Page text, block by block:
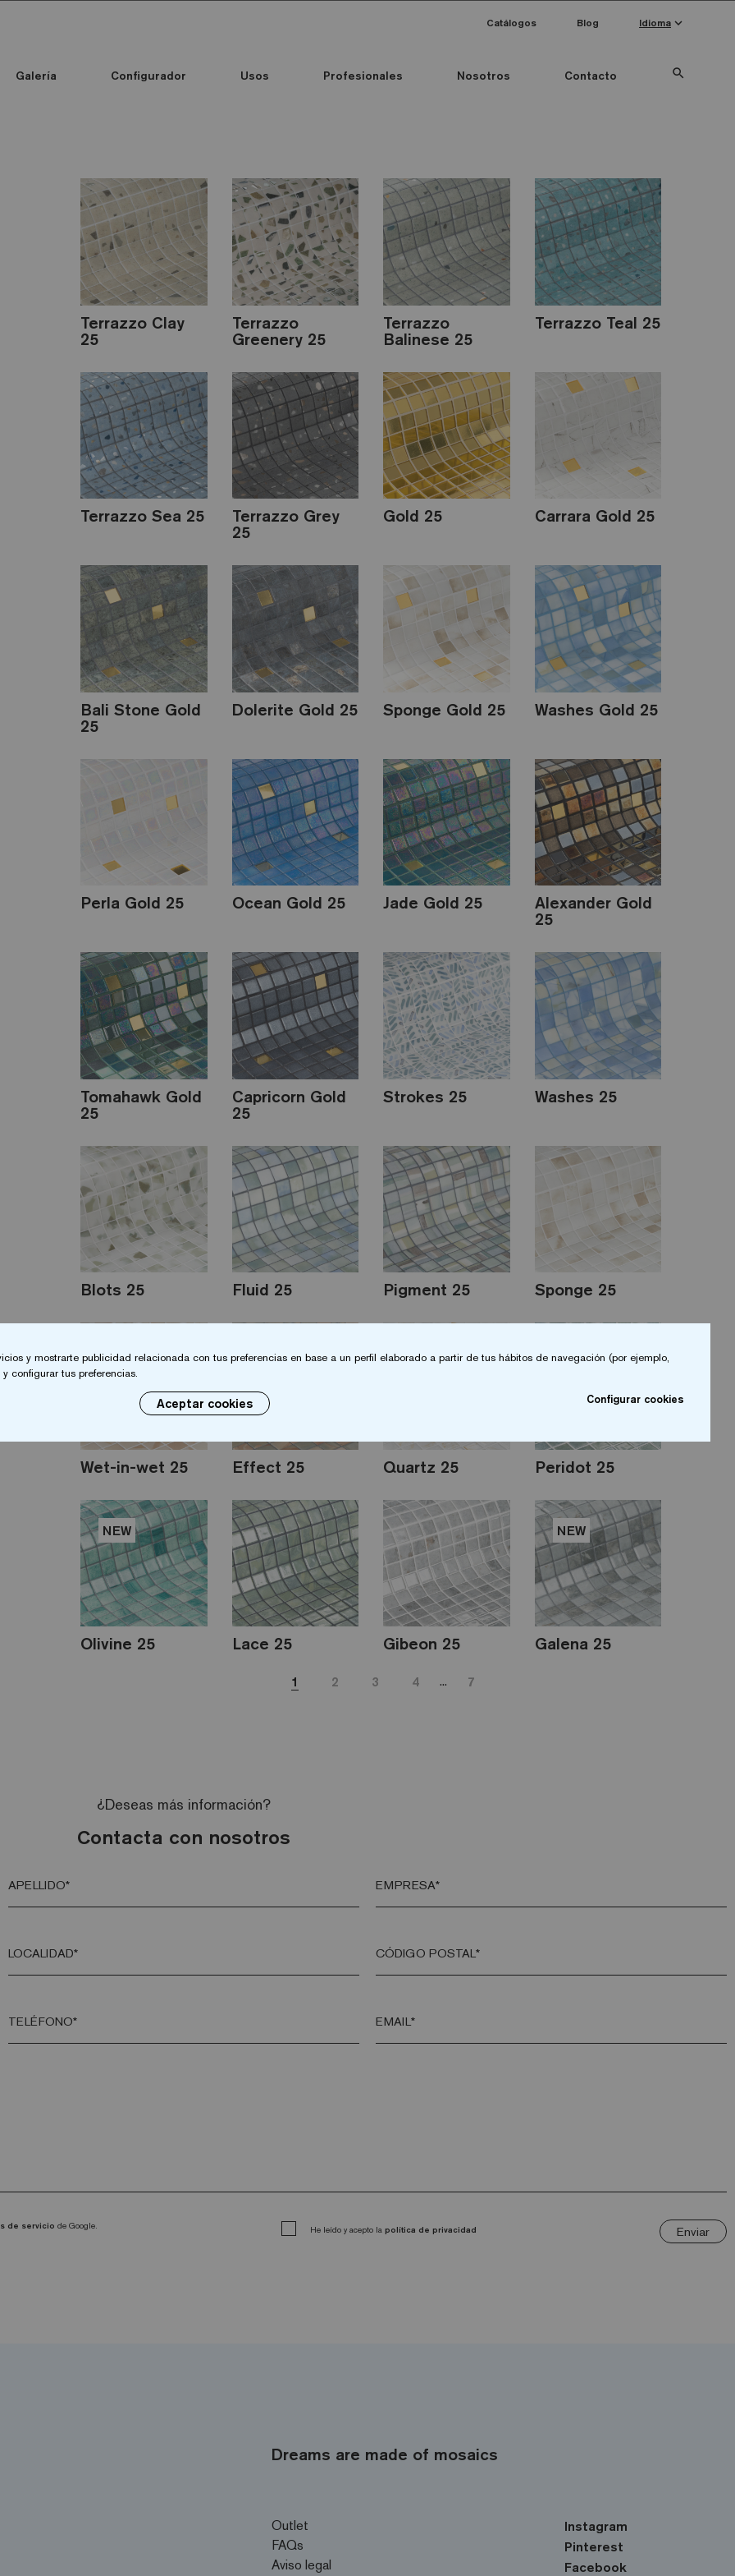
Galería Configurador Usos Profesionales Nosotros Contacto search
Catálogos Blog Idioma keyboard_arrow_down
Terrazzo Clay
25
Terrazzo
Greenery 25
Terrazzo
Balinese 25
Terrazzo Teal 25
Terrazzo Sea 25
Terrazzo Grey
25
Gold 25 Carrara Gold 25
Bali Stone Gold
25
Dolerite Gold 25 Sponge Gold 25 Washes Gold 25
Perla Gold 25 Ocean Gold 25 Jade Gold 25
Alexander Gold
25
Tomahawk Gold
25
Capricorn Gold
25
Strokes 25 Washes 25
Blots 25 Fluid 25 Pigment 25 Sponge 25
Wet-in-wet 25 Effect 25 Quartz 25 Peridot 25
NEW
Olivine 25 Lace 25 Gibeon 25
NEW
Galena 25
1 2 3 4 ... 7
¿Deseas más información?
Contacta con nosotros
APELLIDO* EMPRESA*
LOCALIDAD* CÓDIGO POSTAL*
TELÉFONO* EMAIL*
de servicio de Google. He leído y acepto la política de privacidad Enviar
Dreams are made of mosaics
Outlet
FAQs
Aviso legal
Instagram
Pinterest
Facebook
y mostrarte publicidad relacionada con tus preferencias en base a un perfil elaborado a partir de tus hábitos de navegación (por ejemplo,
configurar tus preferencias.
Aceptar cookies Configurar cookies